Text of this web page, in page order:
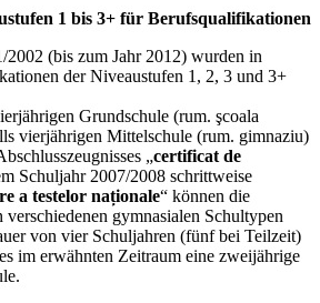
1 bis 3+ für Berufsqualifikationen
2002 (bis zum Jahr 2012) wurden in
der Niveaustufen 1, 2, 3 und 3+
Grundschule (rum. şcoala
vierjährigen Mittelschule (rum. gimnaziu)
„certificat de
Schuljahr 2007/2008 schrittweise
a testelor naționale“ können die
gymnasialen Schultypen
von vier Schuljahren (fünf bei Teilzeit)
im erwähnten Zeitraum eine zweijährige